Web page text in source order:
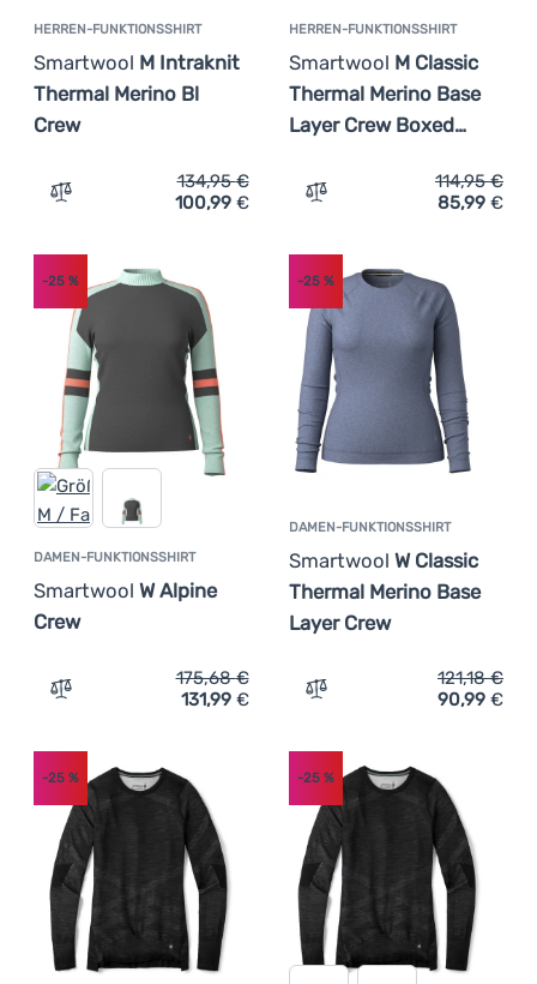
HERREN-FUNKTIONSSHIRT
Smartwool M Intraknit
Thermal Merino Bl
Crew
Zum Vergleich 'Herren-Funktionsshirt Smartwool M
134,95€
100,99 €
HERREN-FUNKTIONSSHIRT
Smartwool M Classic
Thermal Merino Base
Layer Crew Boxed…
Zum Vergleich 'Herren-
114,95€
85,99 €
DAMEN-FUNKTIONSSHIRT
Smartwool W Alpine
Crew
-25 %
Zum Vergleich 'Damen-Funktionsshirt Smartwool W
175,68€
131,99 €
DAMEN-FUNKTIONSSHIRT
Smartwool W Classic
Thermal Merino Base
Layer Crew
-25%
Zum Vergleich 'Damen-
121,18€
90,99 €
-25 % -25%